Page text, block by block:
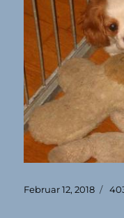
Veröffentlicht
Februar 12, 2018